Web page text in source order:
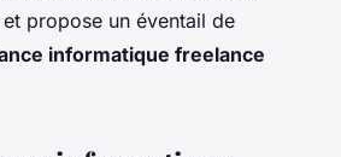
propose un éventail de
informatique freelance